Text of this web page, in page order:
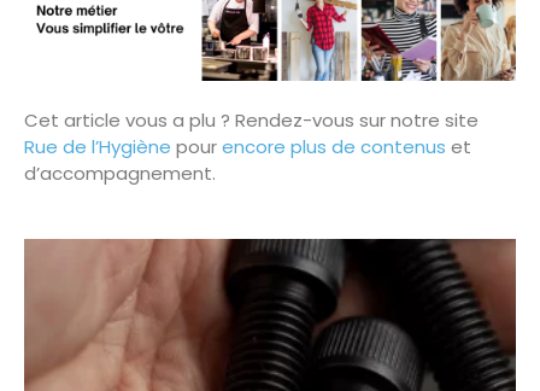
Cet article vous a plu ? Rendez-vous sur notre site
Rue de l’Hygiène pourencore plus de contenus et
d’accompagnement.